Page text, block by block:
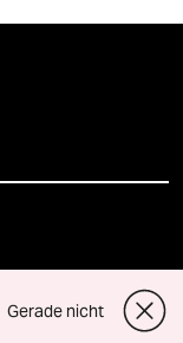
Gerade nicht